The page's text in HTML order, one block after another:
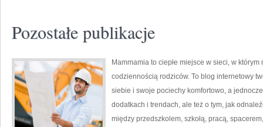
Pozostałe publikacje
Mammamia to ciepłe miejsce w sieci, w
codziennością rodziców. To blog internetowy
siebie i swoje pociechy komfortowo, a
dodatkach i trendach, ale też o tym, jak
między przedszkolem, szkołą, pracą,